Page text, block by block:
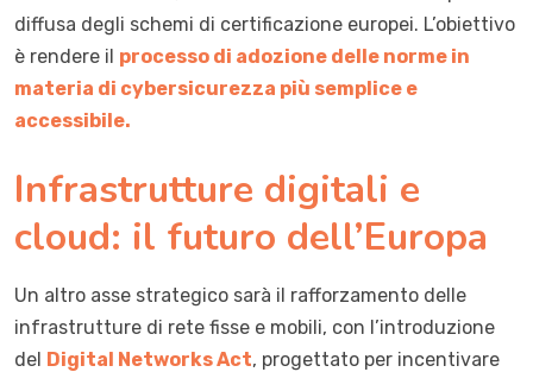
diffusa degli schemi di certificazione europei. L’obiettivo
è rendere il processo di adozione delle norme in
materia di cybersicurezza più semplice e
accessibile.
Infrastrutture digitali e
cloud: il futuro dell’Europa
Un altro asse strategico sarà il rafforzamento delle
infrastrutture di rete fisse e mobili, con l’introduzione
del Digital Networks Act, progettato per incentivare